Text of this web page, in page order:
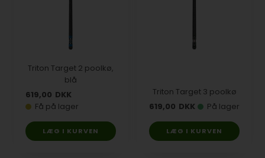
Triton Target 2 poolkø,
blå
619,00 DKK
Få på lager
Triton Target 3 poolkø
619,00 DKK På lager